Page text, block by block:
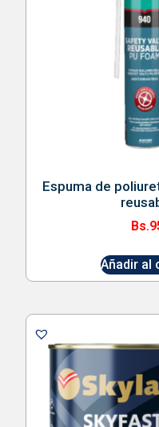
Espuma de
Bs.
Añadir al